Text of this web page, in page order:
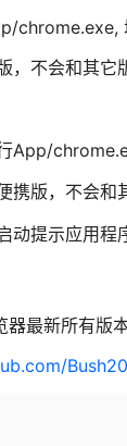
chrome.exe,
，不会和其它
App/
携版，不会和
动提示应用程
器最新所有版